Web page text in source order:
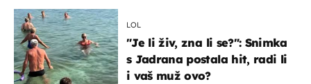
LOL
"Je li živ, zna li se?": Snimka
s Jadrana postala hit, radi li
i vaš muž ovo?